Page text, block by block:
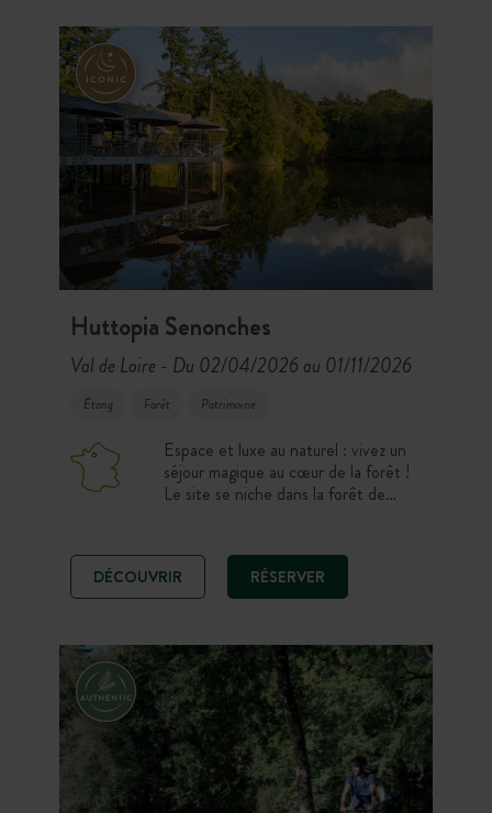
châteaux sont au programme.
Huttopia Senonches
Val de Loire - Du 02/04/2026 au 01/11/2026
Étang Forêt Patrimoine
Espace et luxe au naturel : vivez un
séjour magique au cœur de la forêt !
Le site se niche dans la forêt de
gourmande sur la belle terrasse
construite sur pilotis, instant détente
au spa inédit en pleine forêt.
seulement de Paris.
DÉCOUVRIR RÉSERVER